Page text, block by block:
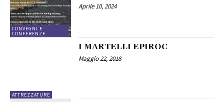
CONVEGNI E
CONFERENZE
Aprile 10, 2024
ATTREZZATURE
I MARTELLI EPIROC
Maggio 22, 2018